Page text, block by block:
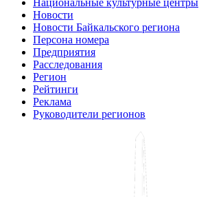
Новости
Новости Байкальского региона
Персона номера
Предприятия
Расследования
Регион
Рейтинги
Реклама
Руководители регионов